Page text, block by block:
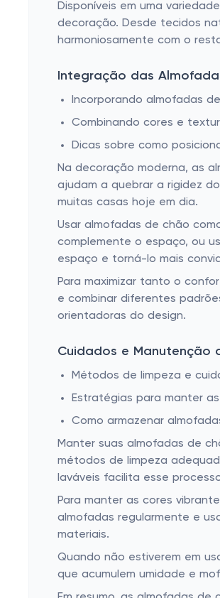
Disponíveis em uma
decoração. Desde tecidos
harmoniosamente com o
Integração das
Incorporando almofadas
Combinando cores e
Dicas sobre como
Na decoração moderna, as
ajudam a quebrar a rigidez
muitas casas hoje em dia.
Usar almofadas de chão
complemente o espaço, ou
espaço e torná-lo mais
Para maximizar tanto o
e combinar diferentes
orientadoras do design.
Cuidados e Manutenção
Métodos de limpeza e
Estratégias para manter
Como armazenar
Manter suas almofadas de
métodos de limpeza
laváveis facilita esse
Para manter as cores
almofadas regularmente e
materiais.
Quando não estiverem em
que acumulem umidade e